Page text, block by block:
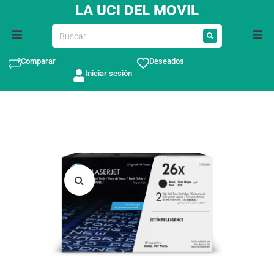
LA UCI DEL MOVIL
Comparar
Deseados
Iniciar sesión